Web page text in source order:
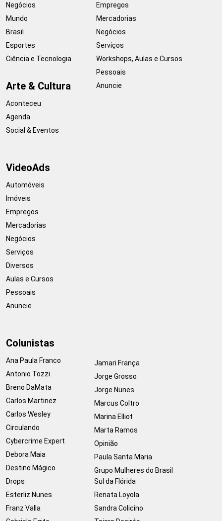
Negócios
Mundo
Brasil
Esportes
Ciência e Tecnologia
Arte & Cultura
Aconteceu
Agenda
Social & Eventos
Empregos
Mercadorias
Negócios
Serviços
Workshops, Aulas e Cursos
Pessoais
Anuncie
VideoAds
Automóveis
Imóveis
Empregos
Mercadorias
Negócios
Serviços
Diversos
Aulas e Cursos
Pessoais
Anuncie
Colunistas
Ana Paula Franco
Antonio Tozzi
Breno DaMata
Carlos Martinez
Carlos Wesley
Circulando
Cybercrime Expert
Debora Maia
Destino Mágico
Drops
Esterliz Nunes
Franz Valla
Jamari França
Jorge Grosso
Jorge Nunes
Marcus Coltro
Marina Elliot
Marta Ramos
Opinião
Paula Santa Maria
Grupo Mulheres do Brasil
Sul da Flórida
Renata Loyola
Sandra Colicino